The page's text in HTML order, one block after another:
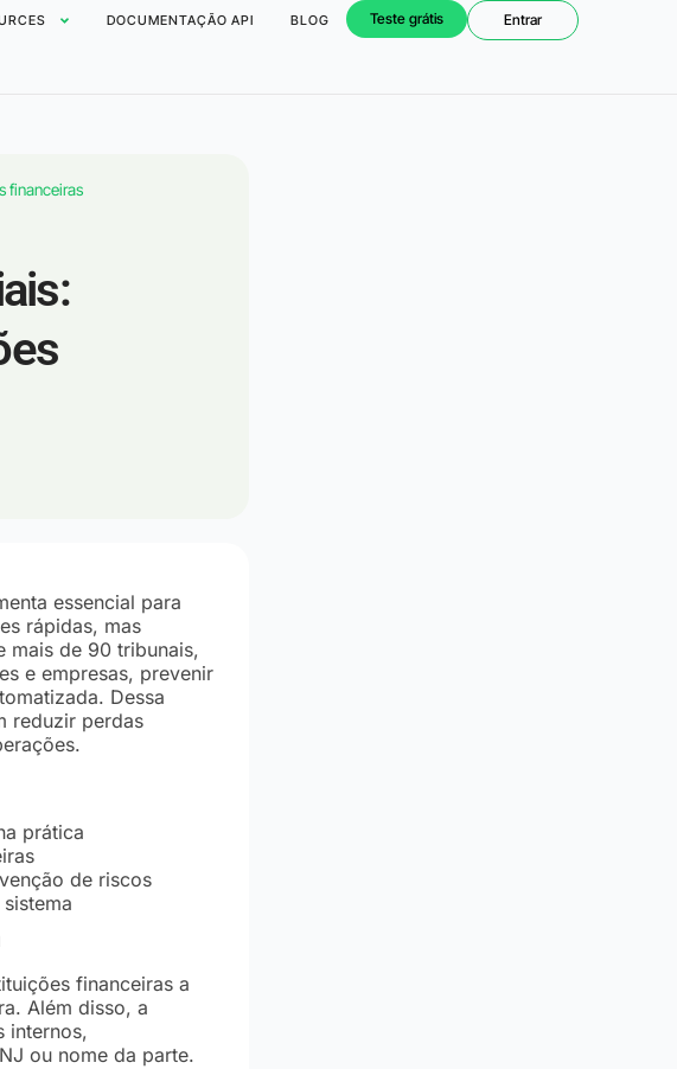
DOCUMENTAÇÃO API BLOG Teste grátis Entrar
financeiras
essencial para
rápidas, mas
mais de 90 tribunais,
e empresas, prevenir
Dessa
reduzir perdas
prática
de riscos
financeiras a
Além disso, a
internos,
ou nome da parte.